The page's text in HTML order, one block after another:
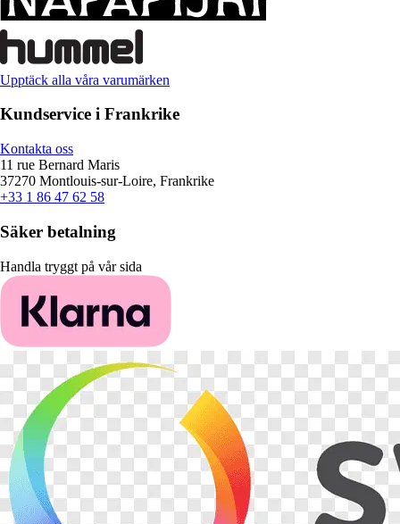
Upptäck alla våra varumärken
Kundservice i Frankrike
Kontakta oss
11 rue Bernard Maris
37270 Montlouis-sur-Loire, Frankrike
+33 1 86 47 62 58
Säker betalning
Handla tryggt på vår sida